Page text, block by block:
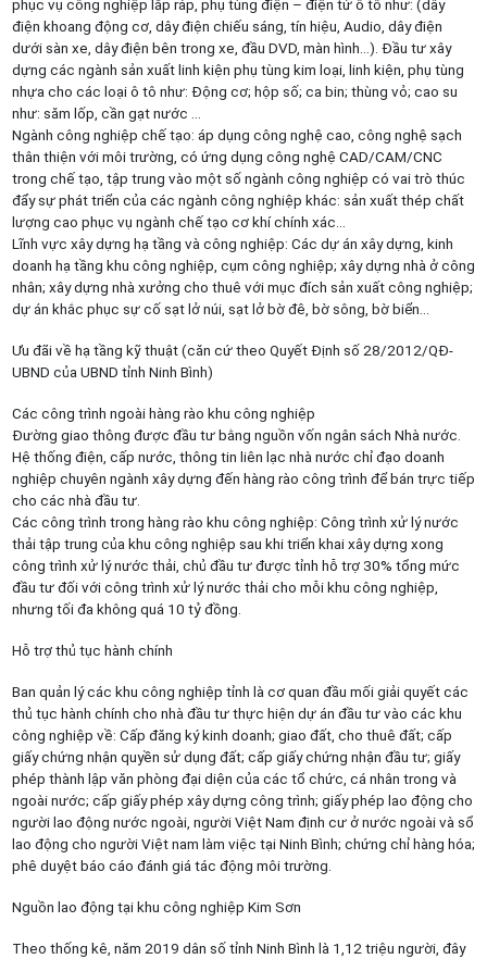
phục vụ công nghiệp lắp ráp, phụ tùng điện – điện tử ô tô như: (dây
điện khoang động cơ, dây điện chiếu sáng, tín hiệu, Audio, dây điện
dưới sàn xe, dây điện bên trong xe, đầu DVD, màn hình…). Đầu tư xây
dựng các ngành sản xuất linh kiện phụ tùng kim loại, linh kiện, phụ tùng
nhựa cho các loại ô tô như: Động cơ; hộp số; ca bin; thùng vỏ; cao su
như: săm lốp, cần gạt nước …
Ngành công nghiệp chế tạo: áp dụng công nghệ cao, công nghệ sạch
thân thiện với môi trường, có ứng dụng công nghệ CAD/CAM/CNC
trong chế tạo, tập trung vào một số ngành công nghiệp có vai trò thúc
đẩy sự phát triển của các ngành công nghiệp khác: sản xuất thép chất
lượng cao phục vụ ngành chế tạo cơ khí chính xác…
Lĩnh vực xây dựng hạ tầng và công nghiệp: Các dự án xây dựng, kinh
doanh hạ tầng khu công nghiệp, cụm công nghiệp; xây dựng nhà ở công
nhân; xây dựng nhà xưởng cho thuê với mục đích sản xuất công nghiệp;
dự án khắc phục sự cố sạt lở núi, sạt lở bờ đê, bờ sông, bờ biển…
Ưu đãi về hạ tầng kỹ thuật (căn cứ theo Quyết Định số 28/2012/QĐ-
UBND của UBND tỉnh Ninh Bình)
Các công trình ngoài hàng rào khu công nghiệp
Đường giao thông được đầu tư bằng nguồn vốn ngân sách Nhà nước.
Hệ thống điện, cấp nước, thông tin liên lạc nhà nước chỉ đạo doanh
nghiệp chuyên ngành xây dựng đến hàng rào công trình để bán trực tiếp
cho các nhà đầu tư.
Các công trình trong hàng rào khu công nghiệp: Công trình xử lý nước
thải tập trung của khu công nghiệp sau khi triển khai xây dựng xong
công trình xử lý nước thải, chủ đầu tư được tỉnh hỗ trợ 30% tổng mức
đầu tư đối với công trình xử lý nước thải cho mỗi khu công nghiệp,
nhưng tối đa không quá 10 tỷ đồng.
Hỗ trợ thủ tục hành chính
Ban quản lý các khu công nghiệp tỉnh là cơ quan đầu mối giải quyết các
thủ tục hành chính cho nhà đầu tư thực hiện dự án đầu tư vào các khu
công nghiệp về: Cấp đăng ký kinh doanh; giao đất, cho thuê đất; cấp
giấy chứng nhận quyền sử dụng đất; cấp giấy chứng nhận đầu tư; giấy
phép thành lập văn phòng đại diện của các tổ chức, cá nhân trong và
ngoài nước; cấp giấy phép xây dựng công trình; giấy phép lao động cho
người lao động nước ngoài, người Việt Nam định cư ở nước ngoài và sổ
lao động cho người Việt nam làm việc tại Ninh Bình; chứng chỉ hàng hóa;
phê duyệt báo cáo đánh giá tác động môi trường.
Nguồn lao động tại khu công nghiệp Kim Sơn
Theo thống kê, năm 2019 dân số tỉnh Ninh Bình là 1,12 triệu người, đây